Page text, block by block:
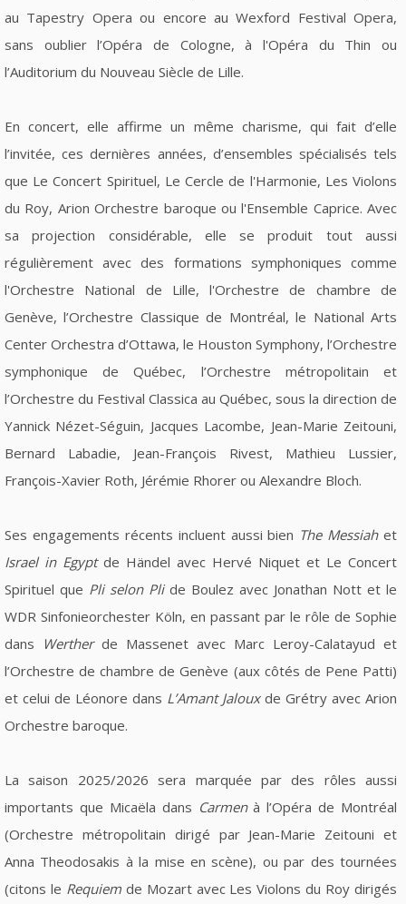
au Tapestry Opera ou encore au Wexford Festival Opera,
sans oublier l’Opéra de Cologne, à l'Opéra du Thin ou
l’Auditorium du Nouveau Siècle de Lille.
En concert, elle affirme un même charisme, qui fait d’elle
l’invitée, ces dernières années, d’ensembles spécialisés tels
que Le Concert Spirituel, Le Cercle de l'Harmonie, Les Violons
du Roy, Arion Orchestre baroque ou l'Ensemble Caprice. Avec
sa projection considérable, elle se produit tout aussi
régulièrement avec des formations symphoniques comme
l'Orchestre National de Lille, l'Orchestre de chambre de
Genève, l’Orchestre Classique de Montréal, le National Arts
Center Orchestra d’Ottawa, le Houston Symphony, l’Orchestre
symphonique de Québec, l’Orchestre métropolitain et
l’Orchestre du Festival Classica au Québec, sous la direction de
Yannick Nézet-Séguin, Jacques Lacombe, Jean-Marie Zeitouni,
Bernard Labadie, Jean-François Rivest, Mathieu Lussier,
François-Xavier Roth, Jérémie Rhorer ou Alexandre Bloch.
Ses engagements récents incluent aussi bien The Messiahet
Israel in Egyptde Händel avec Hervé Niquet et Le Concert
Spirituel que Pli selon Plide Boulez avec Jonathan Nott et le
WDR Sinfonieorchester Köln, en passant par le rôle de Sophie
dans
Wertherde Massenet avec Marc Leroy-Calatayud et
l’Orchestre de chambre de Genève (aux côtés de Pene Patti)
et celui de Léonore dans L’Amant Jalouxde Grétry avec Arion
Orchestre baroque.
La saison 2025/2026 sera marquée par des rôles aussi
importants que Micaëla dans Carmenà l’Opéra de Montréal
(Orchestre métropolitain dirigé par Jean-Marie Zeitouni et
Anna Theodosakis à la mise en scène), ou par des tournées
(citons le Requiemde Mozart avec Les Violons du Roy dirigés